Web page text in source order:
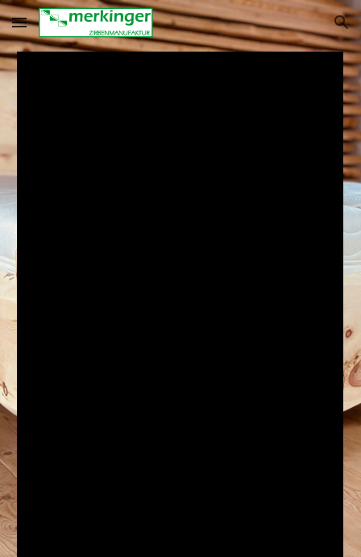
Skip to main content Skip to navigation